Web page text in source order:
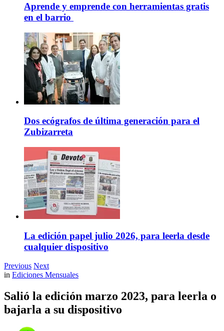
Aprende y emprende con herramientas gratis
en el barrio
Dos ecógrafos de última generación para el
Zubizarreta
La edición papel julio 2026, para leerla desde
cualquier dispositivo
Previous Next
in Ediciones Mensuales
Salió la edición marzo 2023, para leerla o
bajarla a su dispositivo